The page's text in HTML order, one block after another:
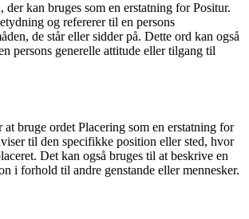
kan bruges som en erstatning for Positur.
og refererer til en persons
de står eller sidder på. Dette ord kan også
persons generelle attitude eller tilgang til
at bruge ordet Placering som en erstatning for
til den specifikke position eller sted, hvor
Det kan også bruges til at beskrive en
i forhold til andre genstande eller mennesker.